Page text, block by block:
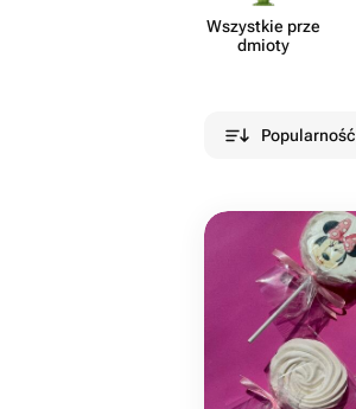
Wszystkie prze​
dmioty
Popularność